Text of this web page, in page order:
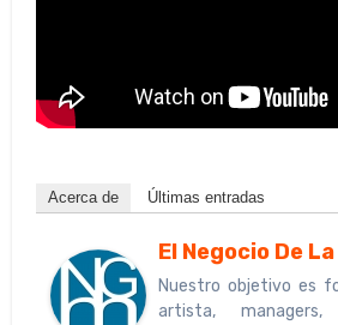
Acerca de Últimas entradas
El Negocio De
Nuestro objetivo es
artista,